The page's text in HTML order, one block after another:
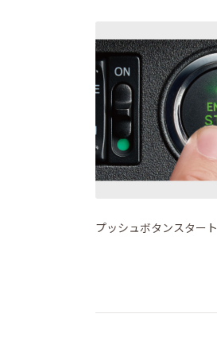
プッシュボタンスタート